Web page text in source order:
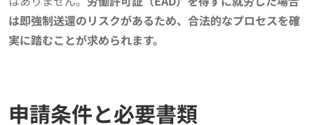
は即強制送還のリスクがあるため、合法的なプロセスを確
実に踏むことが求められます。
申請条件と必要書類